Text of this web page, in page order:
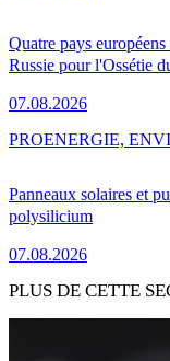
Quatre pays
Russie pour l'Ossétie
07.08.2026
Panneaux solaires et
polysilicium
07.08.2026
PROENERGIE,
PLUS DE CETTE